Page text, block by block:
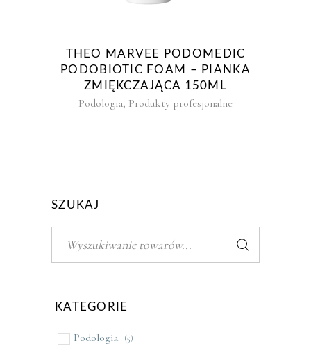
THEO MARVEE PODOMEDIC
PODOBIOTIC FOAM – PIANKA
ZMIĘKCZAJĄCA 150ML
Podologia, Produkty profesjonalne
SZUKAJ
KATEGORIE
Podologia (5)